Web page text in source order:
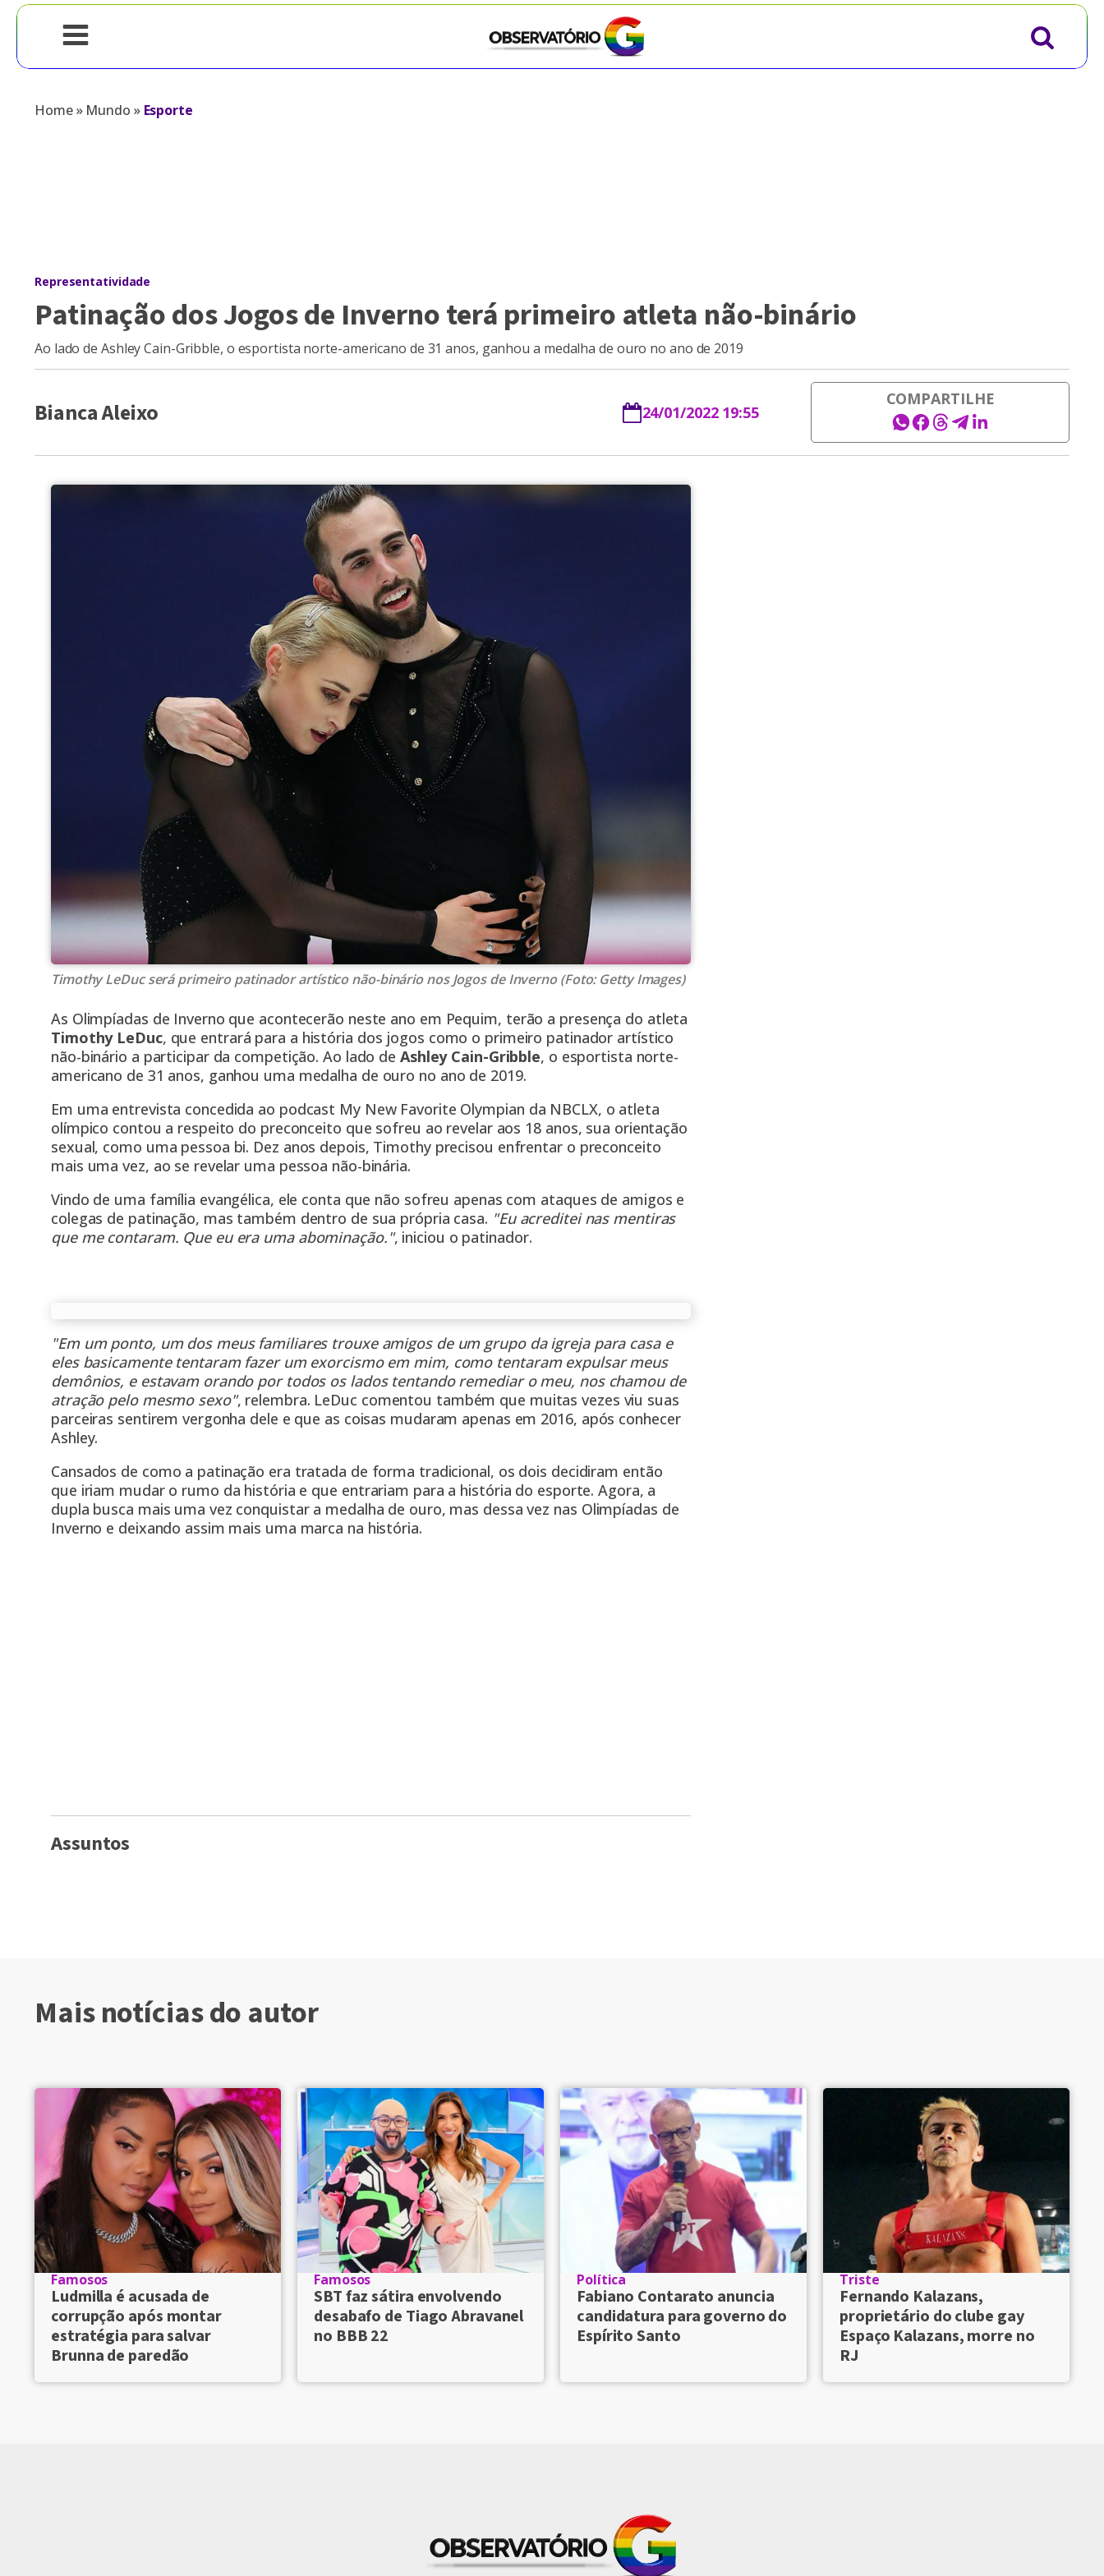
Home» Mundo » Esporte
Representatividade
Patinação dos Jogos de Inverno terá primeiro atleta não-binário
Ao lado de Ashley Cain-Gribble, o esportista norte-americano de 31 anos, ganhou a medalha de ouro no ano de 2019
Bianca Aleixo 24/01/2022 19:55
COMPARTILHE
Timothy LeDuc será primeiro patinador artístico não-binário nos Jogos de Inverno (Foto: Getty Images)
As Olimpíadas de Inverno que acontecerão neste ano em Pequim, terão a presença do atleta
Timothy LeDuc, que entrará para a história dos jogos como o primeiro patinador artístico
não-binário a participar da competição. Ao lado de Ashley Cain-Gribble, o esportista norte-
americano de 31 anos, ganhou uma medalha de ouro no ano de 2019.
Em uma entrevista concedida ao podcast My New Favorite Olympian da NBCLX, o atleta
olímpico contou a respeito do preconceito que sofreu ao revelar aos 18 anos, sua orientação
sexual, como uma pessoa bi. Dez anos depois, Timothy precisou enfrentar o preconceito
mais uma vez, ao se revelar uma pessoa não-binária.
Vindo de uma família evangélica, ele conta que não sofreu apenas com ataques de amigos e
colegas de patinação, mas também dentro de sua própria casa. "Eu acreditei nas mentiras
que me contaram. Que eu era uma abominação.", iniciou o patinador.
"Em um ponto, um dos meus familiares trouxe amigos de um grupo da igreja para casa e
eles basicamente tentaram fazer um exorcismo em mim, como tentaram expulsar meus
demônios, e estavam orando por todos os lados tentando remediar o meu, nos chamou de
atração pelo mesmo sexo", relembra. LeDuc comentou também que muitas vezes viu suas
parceiras sentirem vergonha dele e que as coisas mudaram apenas em 2016, após conhecer
Ashley.
Cansados de como a patinação era tratada de forma tradicional, os dois decidiram então
que iriam mudar o rumo da história e que entrariam para a história do esporte. Agora, a
dupla busca mais uma vez conquistar a medalha de ouro, mas dessa vez nas Olimpíadas de
Inverno e deixando assim mais uma marca na história.
Assuntos
Mais notícias do autor
Famosos
Ludmilla é acusada de
corrupção após montar
estratégia para salvar
Brunna de paredão
Famosos
SBT faz sátira envolvendo
desabafo de Tiago Abravanel
no BBB 22
Política
Fabiano Contarato anuncia
candidatura para governo do
Espírito Santo
Triste
Fernando Kalazans,
proprietário do clube gay
Espaço Kalazans, morre no
RJ